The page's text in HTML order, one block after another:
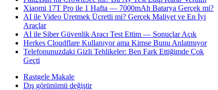
Xiaomi 17T Pro ile 1 Hafta — 7000mAh Batarya Gerçek mi?
AI ile Video Üretmek Ücretli mi? Gerçek Maliyet ve En İyi
Araçlar
AI ile Siber Güvenlik Aracı Test Ettim — Sonuçlar Açık
Herkes Cloudflare Kullanıyor ama Kimse Bunu Anlatmıyor
Telefonunuzdaki Gizli Tehlikeler: Ben Fark Ettiğimde Çok
Geçti
Rastgele Makale
Dış görünümü değiştir